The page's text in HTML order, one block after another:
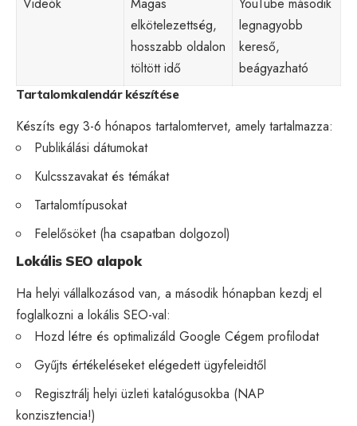
elkötelezettség,
hosszabb oldalon
töltött idő
legnagyobb
kereső,
beágyazható
Tartalomkalendár készítése
Készíts egy 3-6 hónapos tartalomtervet, amely tartalmazza:
Publikálási dátumokat
Kulcsszavakat és témákat
Tartalomtípusokat
Felelősöket (ha csapatban dolgozol)
Lokális SEO alapok
Ha helyi vállalkozásod van, a második hónapban kezdj el
foglalkozni a lokális SEO-val:
Hozd létre és optimalizáld Google Cégem profilodat
Gyűjts értékeléseket elégedett ügyfeleidtől
Regisztrálj helyi üzleti katalógusokba (NAP
konzisztencia!)